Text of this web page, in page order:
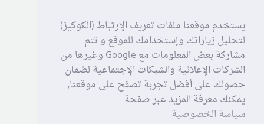
يستخدم موقعنا ملفات تعريف الإرتباط (الكوكيز)
لتحليل زياراتك وإستخدامك للموقع و تتم
مشاركة بعض المعلومات مع Google وغيرها من
الشركات الإعلانية والشبكات الإجتماعية لضمان
حصولك على أفضل تجربة تصفح على موقعنا,
يمكنك معرفة المزيد عبر صفحة
سياسة الخصوصية